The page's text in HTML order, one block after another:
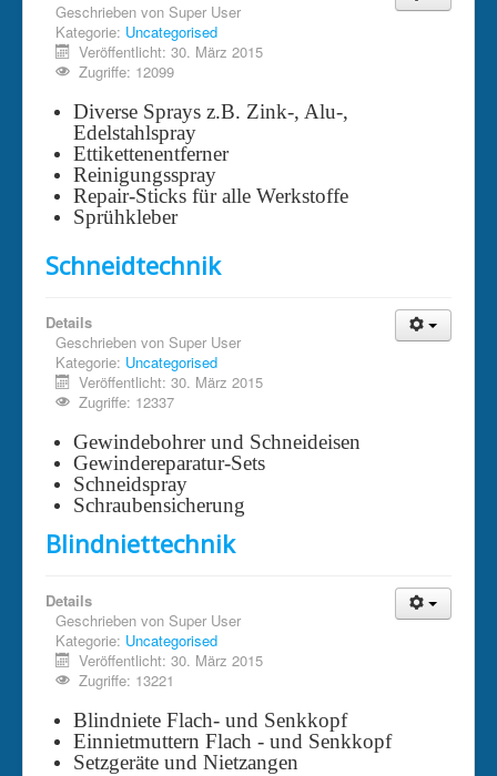
Anfahrt und Öffnungszeiten
Sitemap
Geschrieben von Super User
Kategorie: Uncategorised
Veröffentlicht: 30. März 2015
Zugriffe: 12099
Diverse Sprays z.B. Zink-, Alu-,
Edelstahlspray
Ettikettenentferner
Reinigungsspray
Repair-Sticks für alle Werkstoffe
Sprühkleber
Schneidtechnik
Details
Geschrieben von Super User
Kategorie: Uncategorised
Veröffentlicht: 30. März 2015
Zugriffe: 12337
Gewindebohrer und Schneideisen
Gewindereparatur-Sets
Schneidspray
Schraubensicherung
Blindniettechnik
Details
Geschrieben von Super User
Kategorie: Uncategorised
Veröffentlicht: 30. März 2015
Zugriffe: 13221
Blindniete Flach- und Senkkopf
Einnietmuttern Flach - und Senkkopf
Setzgeräte und Nietzangen